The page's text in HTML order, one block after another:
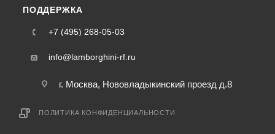
ПОДДЕРЖКА
+7 (495) 268-05-03
info@lamborghini-rf.ru
г. Москва, Нововладыкинский проезд д.8
ПОЛИТИКА КОНФИДЕНЦИАЛЬНОСТИ